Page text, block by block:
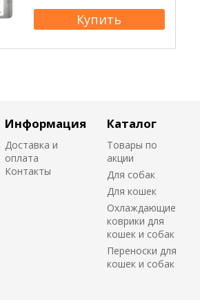
Информация
Доставка и
оплата
Контакты
Каталог
Товары по
акции
Для собак
Для кошек
Охлаждающие
коврики для
кошек и собак
Переноски для
кошек и собак